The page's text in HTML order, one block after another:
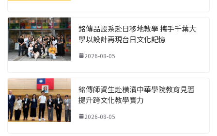
銘傳品設系赴日移地教學 攜手千葉大
學以設計再現台日文化記憶
2026-08-05
銘傳師資生赴橫濱中華學院教育見習
提升跨文化教學實力
2026-08-05